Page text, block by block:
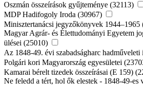
Oszmán összeírások gyűjteménye (32113)
MDP Hadifogoly Iroda (30967)
Minisztertanácsi jegyzőkönyvek 1944–1965
Magyar Agrár- és Élettudományi Egyetem
ülései (25010)
Az 1848-49. évi szabadságharc hadműveleti
Polgári kori Magyarország egyesületei
Kamarai bérelt tizedek összeírásai (E 159)
Ne feledd a tért, hol ők elestek - 1848-49-es